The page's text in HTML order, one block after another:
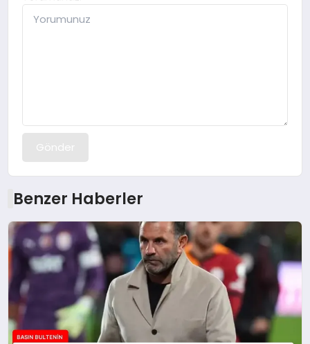
Gönder
Benzer Haberler